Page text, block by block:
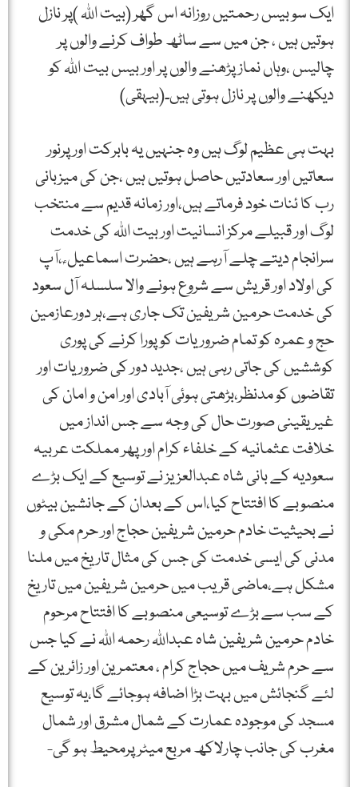
ایک سو بیس رحمتیں روزانہ اس گھر (بیت اللہ )پر نازل
ہوتیں ہیں ، جن میں سے ساٹھ طواف کرنے والوں پر
چالیس ،وہاں نماز پڑھنے والوں پر اور بیس بیت اللہ کو
دیکھنے والوں پر نازل ہوتی ہیں۔(بیہقی)
بہت ہی عظیم لوگ ہیں وہ جنہیں یہ بابرکت اور پرنور
سعاتیں اور سعادتیں حاصل ہوتیں ہیں ،جن کی میزبانی
رب کا ئنات خود فرماتے ہیں،اور زمانہ قدیم سے منتخب
لوگ اور قبیلے مرکز انسانیت اور بیت اللہ کی خدمت
سرانجام دیتے چلے آرہے ہیں ،حضرت اسماعیل ؑ ،آپ
کی اولاد اور قریش سے شروع ہونے والا سلسلہ آل سعود
کی خدمت حرمین شریفین تک جاری ہے،ہر دورعازمین
حج و عمرہ کو تمام ضروریات کو پورا کرنے کی پوری
کوششیں کی جاتی رہی ہیں ،جدید دور کی ضروریات اور
تقاضوں کو مدنظر،بڑھتی ہوئی آبادی اور امن و امان کی
غیر یقینی صورت حال کی وجہ سے جس انداز میں
خلافت عثمانیہ کے خلفاء کرام اورپھر مملکت عربیہ
سعودیہ کے بانی شاہ عبدالعزیز نے توسیع کے ایک بڑے
منصوبے کا افتتاح کیا،اس کے بعدان کے جانشین بیٹوں
نے بحیثیت خادم حرمین شریفین حجاج اور حرم مکی و
مدنی کی ایسی خدمت کی جس کی مثال تاریخ میں ملنا
مشکل ہے،ماضی قریب میں حرمین شریفین میں تاریخ
کے سب سے بڑے توسیعی منصوبے کا افتتاح مرحوم
خادم حرمین شریفین شاہ عبداللہ رحمہ اللہ نے کیا جس
سے حرم شریف میں حجاج کرام ، معتمرین اور زائرین کے
لئے گنجائش میں بہت بڑا اضافہ ہوجائے گا،یہ توسیع
مسجد کی موجودہ عمارت کے شمال مشرق اور شمال
مغرب کی جانب چارلاکھ مربع میٹر پرمحیط ہو گی-